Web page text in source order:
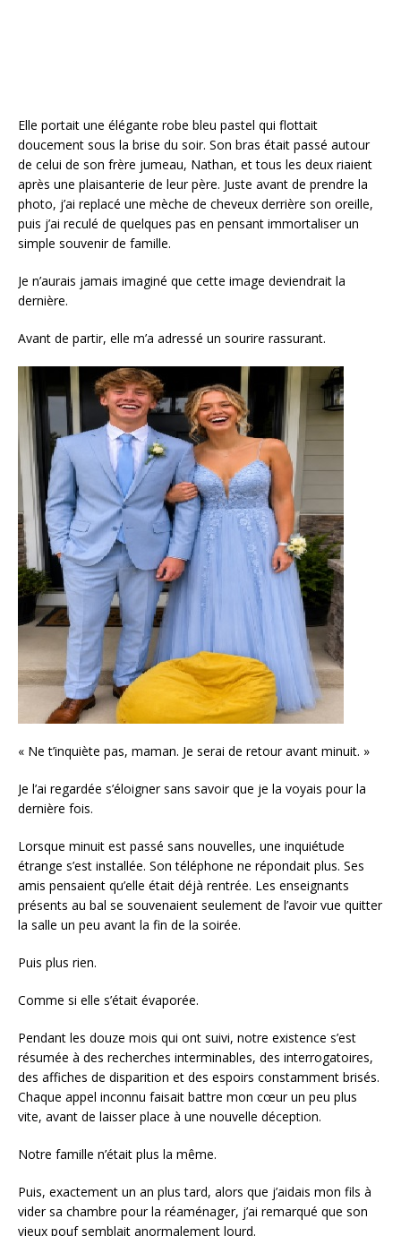
Elle portait une élégante robe bleu pastel qui flottait
doucement sous la brise du soir. Son bras était passé autour
de celui de son frère jumeau, Nathan, et tous les deux riaient
après une plaisanterie de leur père. Juste avant de prendre la
photo, j’ai replacé une mèche de cheveux derrière son oreille,
puis j’ai reculé de quelques pas en pensant immortaliser un
simple souvenir de famille.
Je n’aurais jamais imaginé que cette image deviendrait la
dernière.
Avant de partir, elle m’a adressé un sourire rassurant.
« Ne t’inquiète pas, maman. Je serai de retour avant minuit. »
Je l’ai regardée s’éloigner sans savoir que je la voyais pour la
dernière fois.
Lorsque minuit est passé sans nouvelles, une inquiétude
étrange s’est installée. Son téléphone ne répondait plus. Ses
amis pensaient qu’elle était déjà rentrée. Les enseignants
présents au bal se souvenaient seulement de l’avoir vue quitter
la salle un peu avant la fin de la soirée.
Puis plus rien.
Comme si elle s’était évaporée.
Pendant les douze mois qui ont suivi, notre existence s’est
résumée à des recherches interminables, des interrogatoires,
des affiches de disparition et des espoirs constamment brisés.
Chaque appel inconnu faisait battre mon cœur un peu plus
vite, avant de laisser place à une nouvelle déception.
Notre famille n’était plus la même.
Puis, exactement un an plus tard, alors que j’aidais mon fils à
vider sa chambre pour la réaménager, j’ai remarqué que son
vieux pouf semblait anormalement lourd.